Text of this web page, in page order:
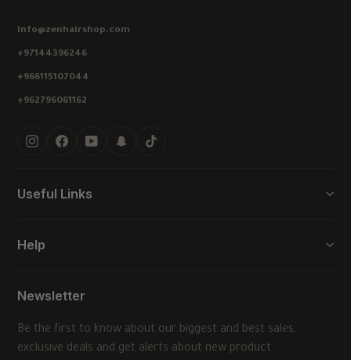
info@zenhairshop.com
+97144396246
+966115107044
+962796061162
InstagramFacebookYouTubeSnapchatTikTok
Useful Links
Help
Newsletter
Be the first to know about our biggest and best sales,
exclusive deals and get alerts about new product.